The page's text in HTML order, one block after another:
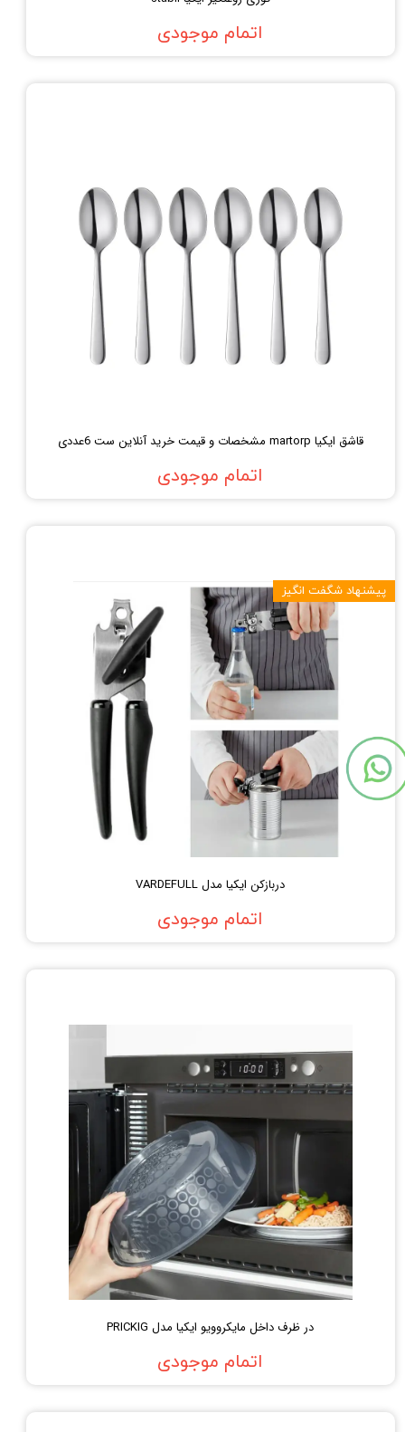
اتمام موجودی
قاشق ایکیا martorp مشخصات و قیمت خرید آنلاین ست 6عددی
اتمام موجودی
دربازکن ایکیا مدل VARDEFULL
اتمام موجودی
پیشنهاد شگفت انگیز
در ظرف داخل مایکروویو ایکیا مدل PRICKIG
اتمام موجودی